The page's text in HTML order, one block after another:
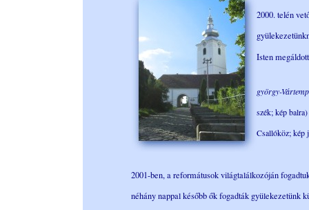
2000. telén
Isten
györgy-
szék; kép
Csallóköz; kép
2001-ben, a reformátusok világtalálkozóján
néhány nappal később ők fogadták gyülekezetünk